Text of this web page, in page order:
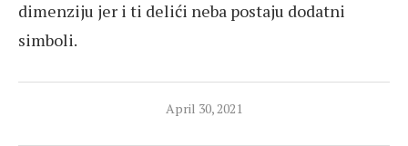
dimenziju jer i ti delići neba postaju dodatni
simboli.
April 30, 2021